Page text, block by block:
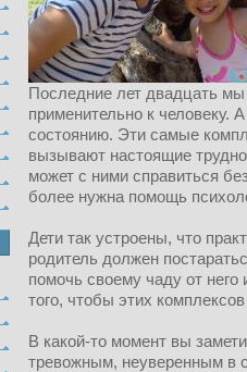
Последние лет двадцать
применительно к человеку.
состоянию. Эти самые
вызывают настоящие
может с ними справиться
более нужна помощь
Дети так устроены, что
родитель должен
помочь своему чаду от
того, чтобы этих
В какой-то момент вы
тревожным, неуверенным в